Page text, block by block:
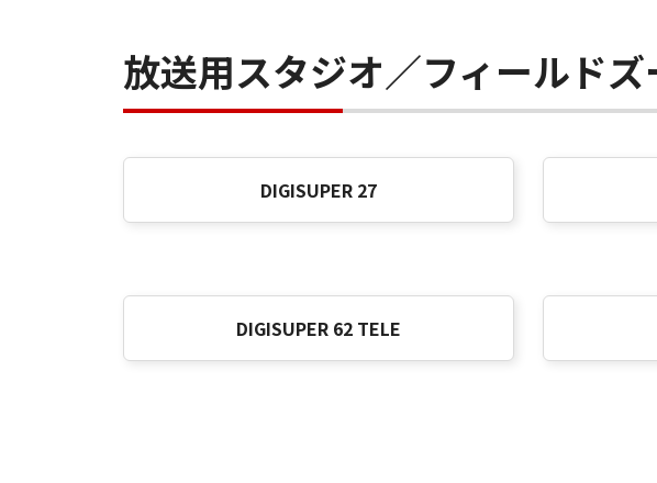
放送用スタジオ／フィールド
DIGISUPER 27
DIGISUPER 62 TELE